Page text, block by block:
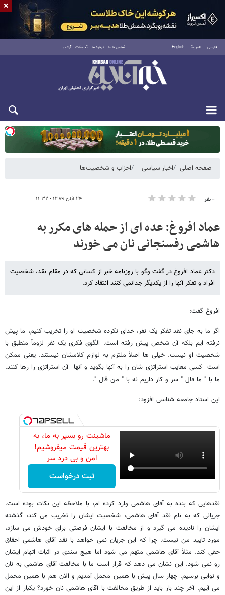
فارسی العربية English تماس با ما درباره ما تبلیغات آرشیو
یکشنبه ۱۸ مرداد ۱۴۰۵
صفحه اصلی اخبار سیاسی احزاب و شخصیت‌ها
۰ نفر ۲۴ آبان ۱۳۸۹ - ۱۱:۳۲
عماد افروغ: عده ای از حمله های مکرر به
هاشمی رفسنجانی نان می خورند
دکتر عماد افروغ در گفت وگو با روزنامه خبر از کسانی که در مقام نقد، شخصیت
افراد و تفکر آنها را از یکدیگر جدانمی کنند انتقاد کرد.
افروغ گفت:
اگر ما به جای نقد تفکر یک نفر، خدای نکرده شخصیت او را تخریب کنیم، ما پیش
نرفته ایم بلکه آن شخص پیش رفته است. الگوی فکری یک نفر لزوماً منطبق با
شخصیت او نیست. خیلی ها اصلاً ملتزم به لوازم کلامشان نیستند. یعنی ممکن
است کسی معایب استراتژی شان را به آنها بگوید و آنها آن استراتژی را رها کنند.
ما با " ما قال " سر و کار داریم نه با " من قال ".
این استاد جامعه شناسی افزود:
ماشینت رو بسپر به ما، به
بهترین قیمت میفروشیم!
امن و بی درد سر
ثبت درخواست
نقدهایی که بنده به آقای هاشمی وارد کرده ام، با ملاحظه این نکات بوده است.
جریانی که به نام نقد آقای هاشمی، شخصیت ایشان را تخریب می کند، گذشته
ایشان را نادیده می گیرد و از مخالفت با ایشان فرصتی برای خودش می سازد،
مورد تایید من نیست. چرا که این جریان نمی خواهد با نقد آقای هاشمی احقاق
حقی کند. مثلاً آقای هاشمی متهم می شود اما هیچ سندی در اثبات اتهام ایشان
رو نمی شود. این نشان می دهد که قرار است ما با مخالفت آقای هاشمی به نان
و نوایی برسیم. چهار سال پیش با همین محمل آمدیم و الان هم با همین محمل
می آییم. آخر چند بار باید از طریق مخالفت با آقای هاشمی نان خورد؟ یکبار از این
×